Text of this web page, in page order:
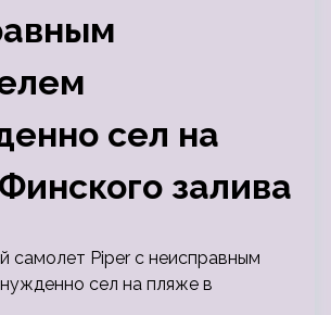
сел на
залива
самолет Piper c неисправным
сел на пляже в